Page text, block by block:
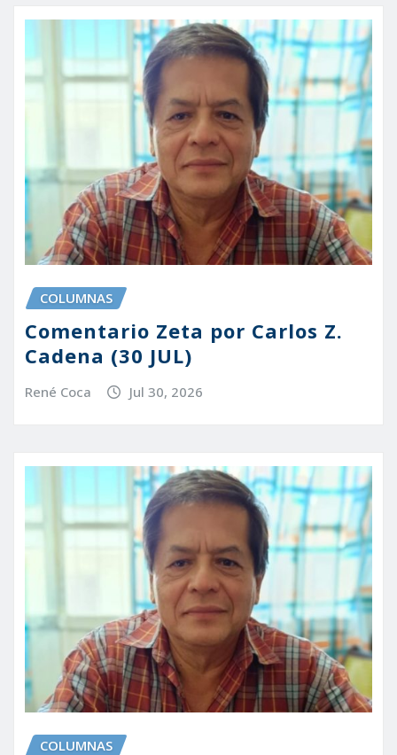
COLUMNAS
Comentario Zeta por Carlos Z.
Cadena (30 JUL)
René Coca Jul 30, 2026
COLUMNAS